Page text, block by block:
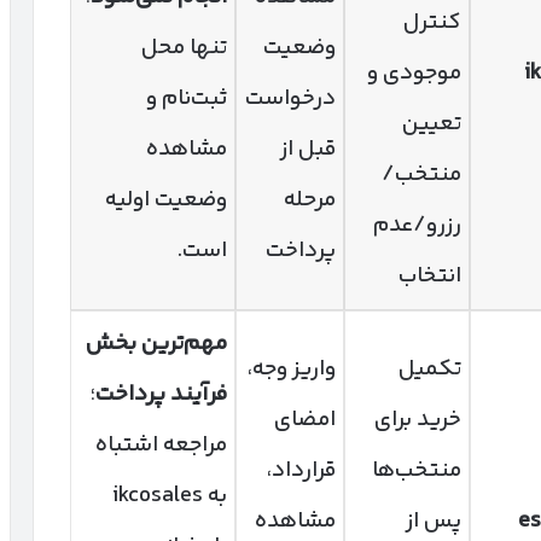
کنترل
موجودی و
تعیین
منتخب/
رزرو/عدم
انتخاب
وضعیت
درخواست
قبل از
مرحله
پرداخت
تنها محل
ثبت‌نام و
مشاهده
وضعیت اولیه
است.
تکمیل
خرید برای
منتخب‌ها
پس از
واریز وجه،
امضای
قرارداد،
مشاهده
مهم‌ترین بخش
فرآیند پرداخت؛
مراجعه اشتباه
به ikcosales